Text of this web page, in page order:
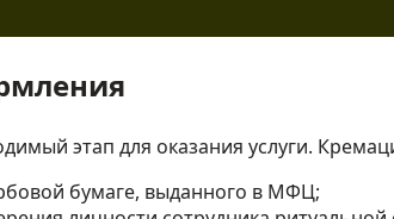
этап для оказания услуги.
бумаге, выданного в МФЦ;